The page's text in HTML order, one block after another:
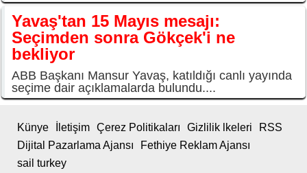
Yavaş'tan 15 Mayıs mesajı:
Seçimden sonra Gökçek'i ne
bekliyor
ABB Başkanı Mansur Yavaş, katıldığı canlı yayında
seçime dair açıklamalarda bulundu....
Künye İletişim Çerez Politikaları Gizlilik lkeleri
RSS
Dijital Pazarlama Ajansı
Fethiye Reklam Ajansı
sail turkey